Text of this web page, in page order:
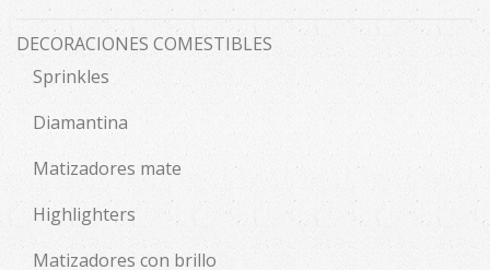
DECORACIONES COMESTIBLES
Sprinkles
Diamantina
Matizadores mate
Highlighters
Matizadores con brillo